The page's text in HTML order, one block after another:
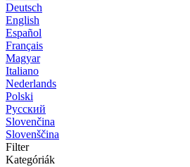
Deutsch
English
Español
Français
Magyar
Italiano
Nederlands
Polski
Русский
Slovenčina
Slovenščina
Filter
Kategóriák